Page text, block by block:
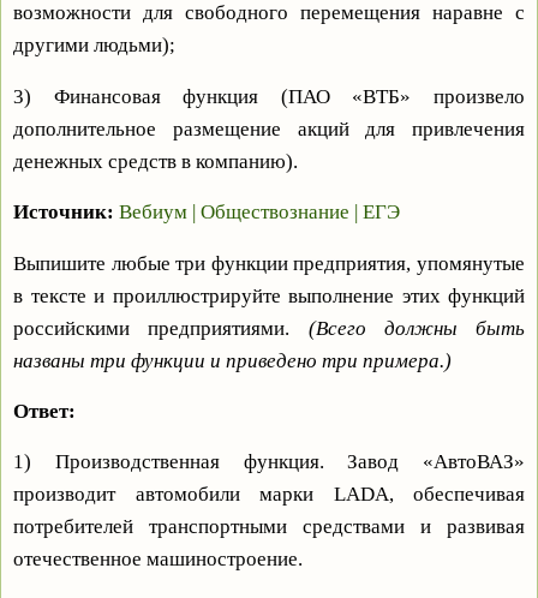
возможности для свободного перемещения наравне с
другими людьми);
3) Финансовая функция (ПАО «ВТБ» произвело
дополнительное размещение акций для привлечения
денежных средств в компанию).
Источник: Вебиум | Обществознание | ЕГЭ
Выпишите любые три функции предприятия, упомянутые
в тексте и проиллюстрируйте выполнение этих функций
российскими предприятиями. (Всего должны быть
названы три функции и приведено три примера.)
Ответ:
1) Производственная функция. Завод «АвтоВАЗ»
производит автомобили марки LADA, обеспечивая
потребителей транспортными средствами и развивая
отечественное машиностроение.